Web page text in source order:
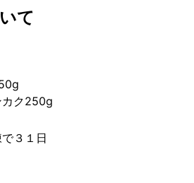
て
カク250g
３１日